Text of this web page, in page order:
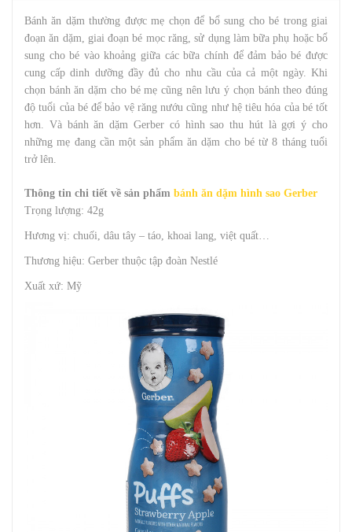
Bánh ăn dặm thường được mẹ chọn để bổ sung cho bé trong giai
đoạn ăn dặm, giai đoạn bé mọc răng, sử dụng làm bữa phụ hoặc bổ
sung cho bé vào khoảng giữa các bữa chính để đảm bảo bé được
cung cấp dinh dưỡng đầy đủ cho nhu cầu của cả một ngày. Khi
chọn bánh ăn dặm cho bé mẹ cũng nên lưu ý chọn bánh theo đúng
độ tuổi của bé để bảo vệ răng nướu cũng như hệ tiêu hóa của bé tốt
hơn. Và bánh ăn dặm Gerber có hình sao thu hút là gợi ý cho
những mẹ đang cần một sản phẩm ăn dặm cho bé từ 8 tháng tuổi
trở lên.
Thông tin chi tiết về sản phẩm bánh ăn dặm hình sao Gerber
Trọng lượng: 42g
Hương vị: chuối, dâu tây – táo, khoai lang, việt quất…
Thương hiệu: Gerber thuộc tập đoàn Nestlé
Xuất xứ: Mỹ